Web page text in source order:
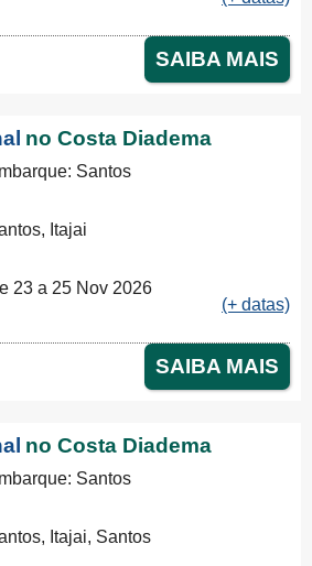
SAIBA MAIS
no Costa Diadema
Santos
Itajai
23 a 25 Nov 2026
(+ datas)
SAIBA MAIS
no Costa Diadema
Santos
Itajai, Santos